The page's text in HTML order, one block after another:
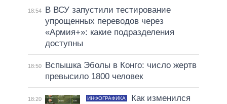
18:54
В ВСУ запустили тестирование
упрощенных переводов через
«Армия+»: какие подразделения
доступны
18:50
Вспышка Эболы в Конго: число жертв
превысило 1800 человек
18:20 ИНФОГРАФИКА
Как изменился